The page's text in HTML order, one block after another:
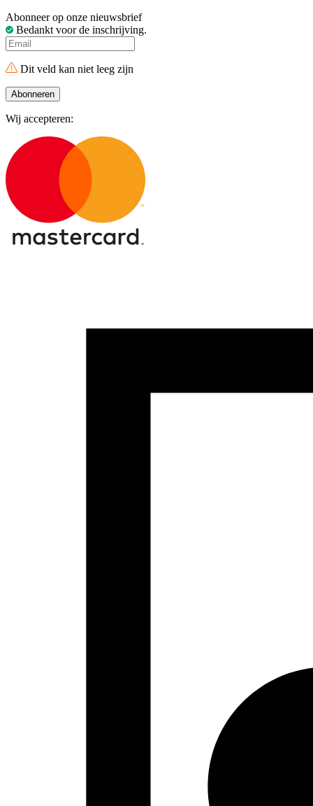
Abonneer op onze nieuwsbrief
Bedankt voor de inschrijving.
Dit veld kan niet leeg zijn
Abonneren
Wij accepteren: